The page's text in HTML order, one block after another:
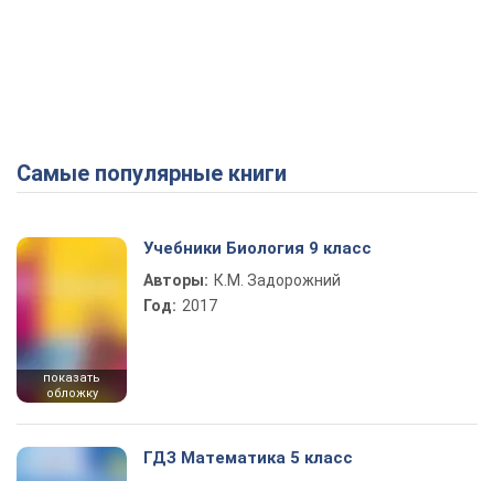
Самые популярные книги
показать
обложку
Учебники Биология 9 класс
Авторы: К.М. Задорожний
Год: 2017
ГДЗ Математика 5 класс